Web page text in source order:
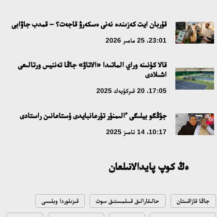
مە؟
18:16، 20 شىلدە 2026
ۇلتتىق ءارحيۆتىڭ اشىلعانىنا 20 جىل: نەگىزگى جەتىستىكتەرى مەن
دامۋ باعىتى
مەملەكەت باسشىسى كوبەيتۇز كولىنىڭ جاي-كۇيىنە نازار اۋداردى
التىن وردا تاريحىن وقىتۋدىڭ يننوۆاسيالىق تاسىلدەرى ەنگىزىلەدى
قازاقستان ۇقك: ۋاقىت سىن-قاتەرلەرى جانە ۇلتتىق مۇددەنى قورعاۋ
قۇربان ايت كەزىندە نەنى ەسكەرۋ قاجەت؟ – قمدب جاۋابى
23:01، 25 مامىر 2026
قالا كۇنىنە وراي الماتىدا «الاتاۋ» جاڭا تەننيس ورتالىعى
اشىلادى
17:05، 20 قىركۇيەك 2025
جۇڭگو بيلىگى ءالىمنۇر تۇرعانبايدى ۇستاعانىن راستادى
10:17، 14 تامىز 2025
ەڭ كوپ پايدالانىلعان
جاڭا قازاقستان حالىقارالىق قىىلمىستىق سوت قىزىلوردا وبلىسى